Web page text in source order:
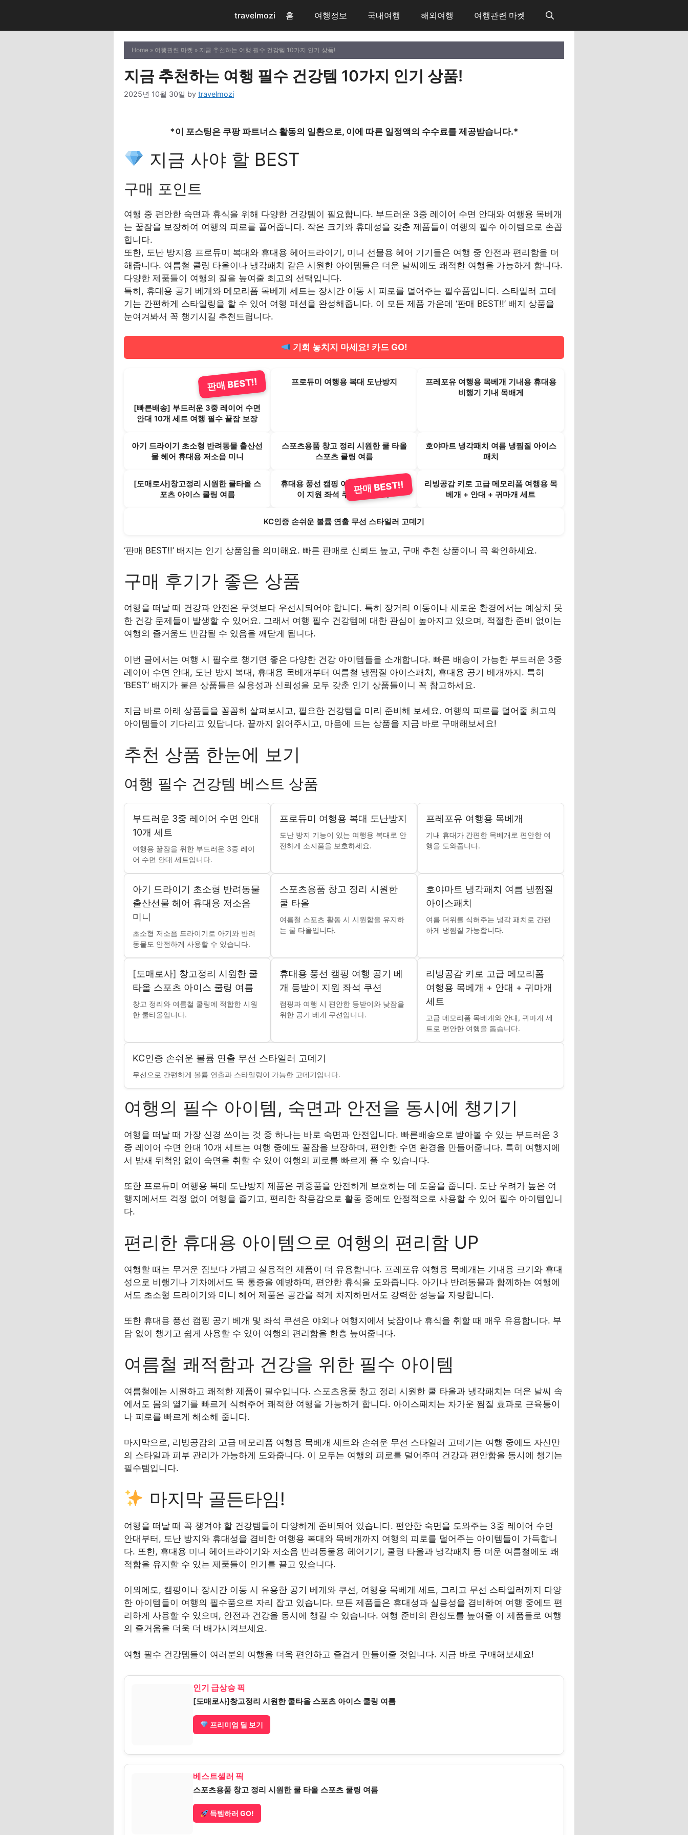
content
travelmozi 홈 여행정보 국내여행 해외여행 여행관련 마켓
Home » 여행관련 마켓 » 지금 추천하는 여행 필수 건강템 10가지 인기 상품!
지금 추천하는 여행 필수 건강템 10가지 인기 상품!
2025년 10월 30일 by travelmozi
*이 포스팅은 쿠팡 파트너스 활동의 일환으로, 이에 따른 일정액의 수수료를 제공받습니다.*
지금 사야 할 BEST
구매 포인트
여행 중 편안한 숙면과 휴식을 위해 다양한 건강템이 필요합니다. 부드러운 3중 레이어 수면 안대와 여행용 목베개
는 꿀잠을 보장하여 여행의 피로를 풀어줍니다. 작은 크기와 휴대성을 갖춘 제품들이 여행의 필수 아이템으로 손꼽
힙니다.
또한, 도난 방지용 프로듀미 복대와 휴대용 헤어드라이기, 미니 선물용 헤어 기기들은 여행 중 안전과 편리함을 더
해줍니다. 여름철 쿨링 타올이나 냉각패치 같은 시원한 아이템들은 더운 날씨에도 쾌적한 여행을 가능하게 합니다.
다양한 제품들이 여행의 질을 높여줄 최고의 선택입니다.
특히, 휴대용 공기 베개와 메모리폼 목베개 세트는 장시간 이동 시 피로를 덜어주는 필수품입니다. 스타일러 고데
기는 간편하게 스타일링을 할 수 있어 여행 패션을 완성해줍니다. 이 모든 제품 가운데 ‘판매 BEST!!’ 배지 상품을
눈여겨봐서 꼭 챙기시길 추천드립니다.
기회 놓치지 마세요! 카드 GO!
판매 BEST!!
[빠른배송] 부드러운 3중 레이어 수면
안대 10개 세트 여행 필수 꿀잠 보장
프로듀미 여행용 복대 도난방지
프레포유 여행용 목베개 기내용 휴대용
비행기 기내 목배게
아기 드라이기 초소형 반려동물 출산선
물 헤어 휴대용 저소음 미니
스포츠용품 창고 정리 시원한 쿨 타올
스포츠 쿨링 여름
호야마트 냉각패치 여름 냉찜질 아이스
패치
[도매로사]창고정리 시원한 쿨타올 스
포츠 아이스 쿨링 여름
휴대용 풍선 캠핑 여행 공기 베개 등받
이 지원 좌석 쿠션 낮잠 필수
판매 BEST!!
리빙공감 키로 고급 메모리폼 여행용 목
베개 + 안대 + 귀마개 세트
KC인증 손쉬운 볼륨 연출 무선 스타일러 고데기
‘판매 BEST!!’ 배지는 인기 상품임을 의미해요. 빠른 판매로 신뢰도 높고, 구매 추천 상품이니 꼭 확인하세요.
구매 후기가 좋은 상품
여행을 떠날 때 건강과 안전은 무엇보다 우선시되어야 합니다. 특히 장거리 이동이나 새로운 환경에서는 예상치 못
한 건강 문제들이 발생할 수 있어요. 그래서 여행 필수 건강템에 대한 관심이 높아지고 있으며, 적절한 준비 없이는
여행의 즐거움도 반감될 수 있음을 깨닫게 됩니다.
이번 글에서는 여행 시 필수로 챙기면 좋은 다양한 건강 아이템들을 소개합니다. 빠른 배송이 가능한 부드러운 3중
레이어 수면 안대, 도난 방지 복대, 휴대용 목베개부터 여름철 냉찜질 아이스패치, 휴대용 공기 베개까지. 특히
‘BEST’ 배지가 붙은 상품들은 실용성과 신뢰성을 모두 갖춘 인기 상품들이니 꼭 참고하세요.
지금 바로 아래 상품들을 꼼꼼히 살펴보시고, 필요한 건강템을 미리 준비해 보세요. 여행의 피로를 덜어줄 최고의
아이템들이 기다리고 있답니다. 끝까지 읽어주시고, 마음에 드는 상품을 지금 바로 구매해보세요!
추천 상품 한눈에 보기
여행 필수 건강템 베스트 상품
부드러운 3중 레이어 수면 안대
10개 세트
여행용 꿀잠을 위한 부드러운 3중 레이
어 수면 안대 세트입니다.
프로듀미 여행용 복대 도난방지
도난 방지 기능이 있는 여행용 복대로 안
전하게 소지품을 보호하세요.
프레포유 여행용 목베개
기내 휴대가 간편한 목베개로 편안한 여
행을 도와줍니다.
아기 드라이기 초소형 반려동물
출산선물 헤어 휴대용 저소음
미니
초소형 저소음 드라이기로 아기와 반려
동물도 안전하게 사용할 수 있습니다.
스포츠용품 창고 정리 시원한
쿨 타올
여름철 스포츠 활동 시 시원함을 유지하
는 쿨 타올입니다.
호야마트 냉각패치 여름 냉찜질
아이스패치
여름 더위를 식혀주는 냉각 패치로 간편
하게 냉찜질 가능합니다.
[도매로사] 창고정리 시원한 쿨
타올 스포츠 아이스 쿨링 여름
창고 정리와 여름철 쿨링에 적합한 시원
한 쿨타올입니다.
휴대용 풍선 캠핑 여행 공기 베
개 등받이 지원 좌석 쿠션
캠핑과 여행 시 편안한 등받이와 낮잠을
위한 공기 베개 쿠션입니다.
리빙공감 키로 고급 메모리폼
여행용 목베개 + 안대 + 귀마개
세트
고급 메모리폼 목베개와 안대, 귀마개 세
트로 편안한 여행을 돕습니다.
KC인증 손쉬운 볼륨 연출 무선 스타일러 고데기
무선으로 간편하게 볼륨 연출과 스타일링이 가능한 고데기입니다.
여행의 필수 아이템, 숙면과 안전을 동시에 챙기기
여행을 떠날 때 가장 신경 쓰이는 것 중 하나는 바로 숙면과 안전입니다. 빠른배송으로 받아볼 수 있는 부드러운 3
중 레이어 수면 안대 10개 세트는 여행 중에도 꿀잠을 보장하며, 편안한 수면 환경을 만들어줍니다. 특히 여행지에
서 밤새 뒤척임 없이 숙면을 취할 수 있어 여행의 피로를 빠르게 풀 수 있습니다.
또한 프로듀미 여행용 복대 도난방지 제품은 귀중품을 안전하게 보호하는 데 도움을 줍니다. 도난 우려가 높은 여
행지에서도 걱정 없이 여행을 즐기고, 편리한 착용감으로 활동 중에도 안정적으로 사용할 수 있어 필수 아이템입니
다.
편리한 휴대용 아이템으로 여행의 편리함 UP
여행할 때는 무거운 짐보다 가볍고 실용적인 제품이 더 유용합니다. 프레포유 여행용 목베개는 기내용 크기와 휴대
성으로 비행기나 기차에서도 목 통증을 예방하며, 편안한 휴식을 도와줍니다. 아기나 반려동물과 함께하는 여행에
서도 초소형 드라이기와 미니 헤어 제품은 공간을 적게 차지하면서도 강력한 성능을 자랑합니다.
또한 휴대용 풍선 캠핑 공기 베개 및 좌석 쿠션은 야외나 여행지에서 낮잠이나 휴식을 취할 때 매우 유용합니다. 부
담 없이 챙기고 쉽게 사용할 수 있어 여행의 편리함을 한층 높여줍니다.
여름철 쾌적함과 건강을 위한 필수 아이템
여름철에는 시원하고 쾌적한 제품이 필수입니다. 스포츠용품 창고 정리 시원한 쿨 타올과 냉각패치는 더운 날씨 속
에서도 몸의 열기를 빠르게 식혀주어 쾌적한 여행을 가능하게 합니다. 아이스패치는 차가운 찜질 효과로 근육통이
나 피로를 빠르게 해소해 줍니다.
마지막으로, 리빙공감의 고급 메모리폼 여행용 목베개 세트와 손쉬운 무선 스타일러 고데기는 여행 중에도 자신만
의 스타일과 피부 관리가 가능하게 도와줍니다. 이 모두는 여행의 피로를 덜어주며 건강과 편안함을 동시에 챙기는
필수템입니다.
마지막 골든타임!
여행을 떠날 때 꼭 챙겨야 할 건강템들이 다양하게 준비되어 있습니다. 편안한 숙면을 도와주는 3중 레이어 수면
안대부터, 도난 방지와 휴대성을 겸비한 여행용 복대와 목베개까지 여행의 피로를 덜어주는 아이템들이 가득합니
다. 또한, 휴대용 미니 헤어드라이기와 저소음 반려동물용 헤어기기, 쿨링 타올과 냉각패치 등 더운 여름철에도 쾌
적함을 유지할 수 있는 제품들이 인기를 끌고 있습니다.
이외에도, 캠핑이나 장시간 이동 시 유용한 공기 베개와 쿠션, 여행용 목베개 세트, 그리고 무선 스타일러까지 다양
한 아이템들이 여행의 필수품으로 자리 잡고 있습니다. 모든 제품들은 휴대성과 실용성을 겸비하여 여행 중에도 편
리하게 사용할 수 있으며, 안전과 건강을 동시에 챙길 수 있습니다. 여행 준비의 완성도를 높여줄 이 제품들로 여행
의 즐거움을 더욱 더 배가시켜보세요.
여행 필수 건강템들이 여러분의 여행을 더욱 편안하고 즐겁게 만들어줄 것입니다. 지금 바로 구매해보세요!
인기 급상승 픽
[도매로사]창고정리 시원한 쿨타올 스포츠 아이스 쿨링 여름
프리미엄 딜 보기
베스트셀러 픽
스포츠용품 창고 정리 시원한 쿨 타올 스포츠 쿨링 여름
득템하러 GO!